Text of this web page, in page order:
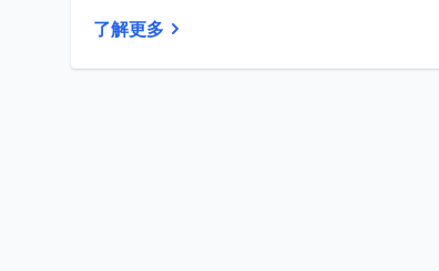
了解更多